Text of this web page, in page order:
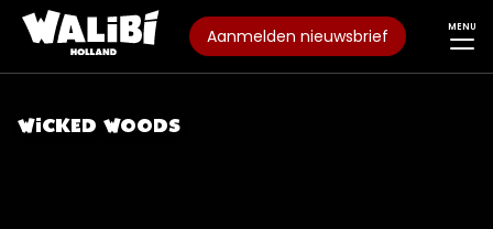
Aanmelden nieuwsbrief MENU
WICKED WOODS